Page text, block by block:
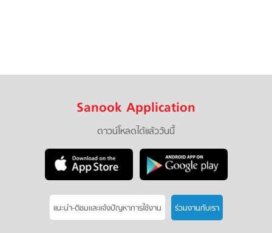
Sanook Application
ดาวน์โหลดได้แล้ววันนี้
แนะนำ-ติชมเเละแจ้งปัญหาการใช้งาน ร่วมงานกับเรา